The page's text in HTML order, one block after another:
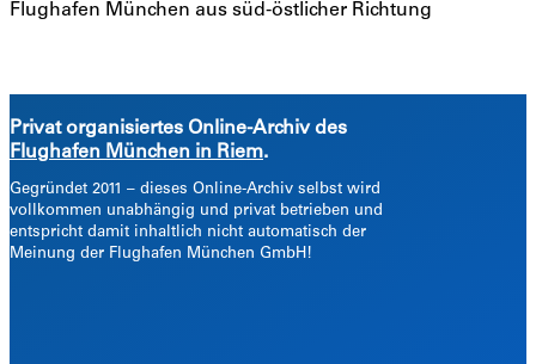
Flughafen München aus süd-östlicher Richtung
Privat organisiertes Online-Archiv des
Flughafen München in Riem.
Gegründet 2011 – dieses Online-Archiv selbst wird
vollkommen unabhängig und privat betrieben und
entspricht damit inhaltlich nicht automatisch der
Meinung der Flughafen München GmbH!